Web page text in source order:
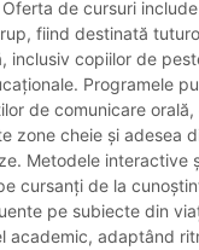
de cursuri
fiind destinată
inclusiv copiilor de
Programele
de comunicare orală,
zone cheie și adesea
Metodele interactive
cursanți de la
pe subiecte din
academic, adaptând